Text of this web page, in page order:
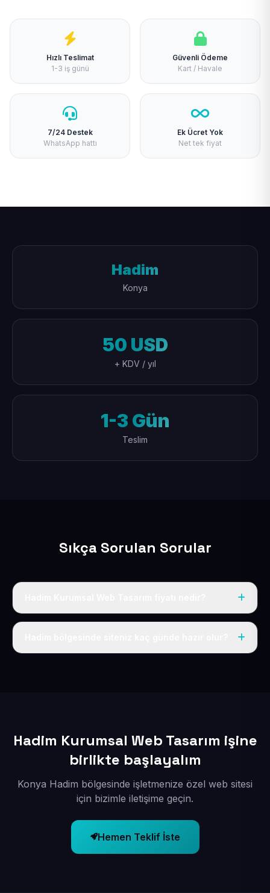
Hızlı Teslimat
1-3 iş günü
Güvenli Ödeme
Kart / Havale
7/24 Destek
WhatsApp hattı
Ek Ücret Yok
Net tek fiyat
Hadim
Konya
50 USD
+ KDV / yıl
1-3 Gün
Teslim
Sıkça Sorulan Sorular
Tek fiyat uygulanır: yıllık 50 USD + KDV. Bu bedele alan
Hadim Kurumsal Web Tasarım işine
birlikte başlayalım
Konya Hadim bölgesinde işletmenize özel web sitesi
için bizimle iletişime geçin.
Hemen Teklif İste